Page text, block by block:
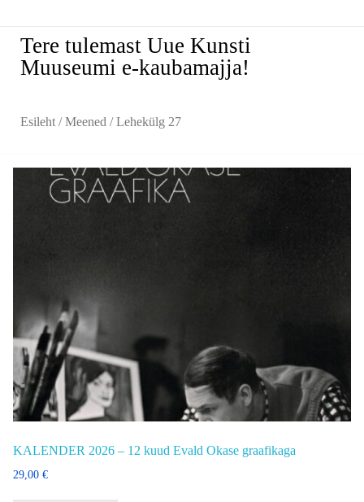
Tere tulemast Uue Kunsti
Muuseumi e-kaubamajja!
Esileht /Meened / Lehekülg 27
KALENDER 2026 – 12 kuud Evald Okase graafikaga
29,00 €